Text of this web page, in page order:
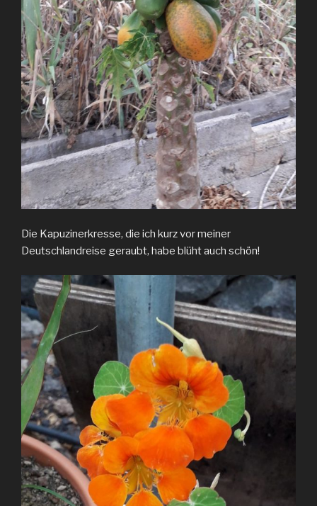
Die Kapuzinerkresse, die ich kurz vor meiner
Deutschlandreise geraubt, habe blüht auch schön!